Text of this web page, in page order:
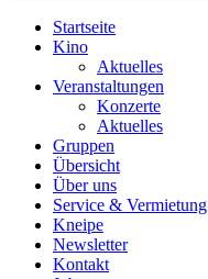
Startseite
Kino
Aktuelles
Veranstaltungen
Konzerte
Aktuelles
Gruppen
Übersicht
Über uns
Service & Vermietung
Kneipe
Newsletter
Kontakt